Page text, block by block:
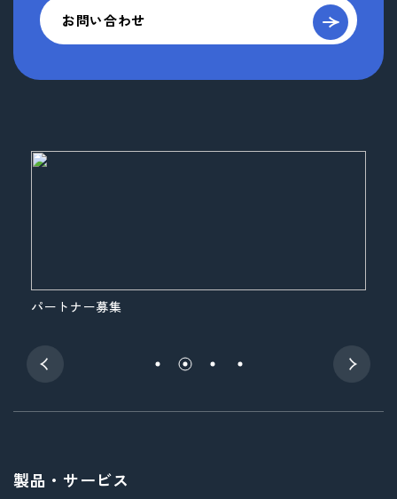
お問い合わせ
パートナー募集
製品・サービス